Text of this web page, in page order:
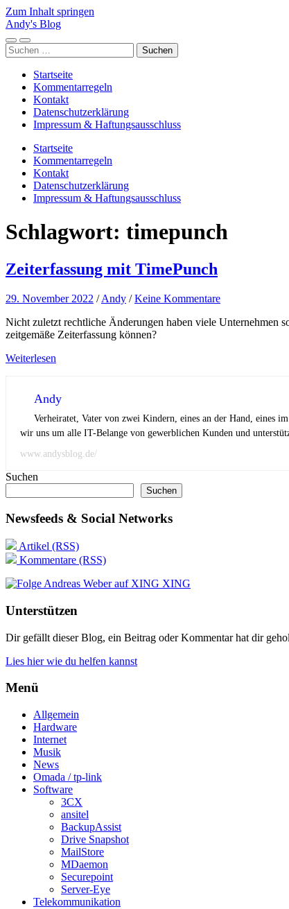
Zum Inhalt springen
Andy's Blog
Mobile-
Menü
Suchfeld
ein-/ausblenden
Suchen
nach:
Startseite
Kommentarregeln
Kontakt
Datenschutzerklärung
Impressum & Haftungsausschluss
Startseite
Kommentarregeln
Kontakt
Datenschutzerklärung
Impressum & Haftungsausschluss
Schlagwort: timepunch
Zeiterfassung mit TimePunch
29. November 2022 /Andy /Keine Kommentare
Nicht zuletzt rechtliche Änderungen haben viele Unternehmen
zeitgemäße Zeiterfassung können?
Weiterlesen
Andy
Verheiratet, Vater von zwei Kindern, eines an der Hand, eines
wir uns um alle IT-Belange von gewerblichen Kunden und
www.andysblog.de/
Suchen
Suchen
Newsfeeds & Social Networks
Artikel (RSS)
Kommentare (RSS)
XING
Unterstützen
Dir gefällt dieser Blog, ein Beitrag oder Kommentar hat dir
Lies hier wie du helfen kannst
Menü
Allgemein
Hardware
Internet
Musik
News
Omada / tp-link
Software
3CX
ansitel
BackupAssist
Drive Snapshot
MailStore
MDaemon
Securepoint
Server-Eye
Telekommunikation